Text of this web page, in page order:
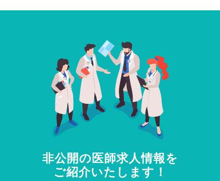
非公開の医師求人情報を
ご紹介いたします！